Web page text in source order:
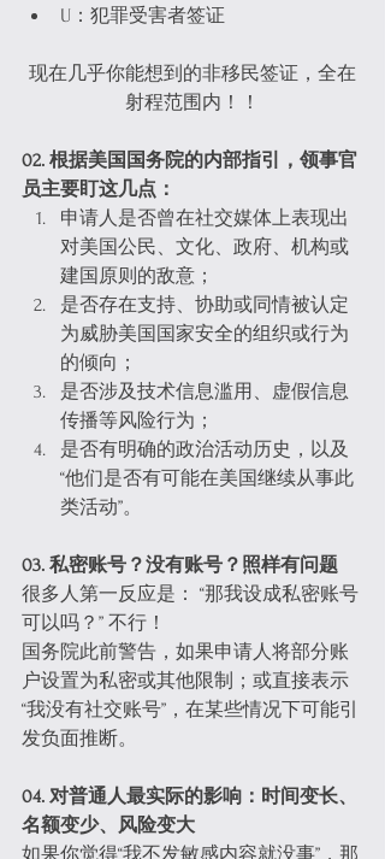
U：犯罪受害者签证
现在几乎你能想到的非移民签证，全在
射程范围内！！
02. 根据美国国务院的内部指引，领事官
员主要盯这几点：
申请人是否曾在社交媒体上表现出
对美国公民、文化、政府、机构或
建国原则的敌意；
是否存在支持、协助或同情被认定
为威胁美国国家安全的组织或行为
的倾向；
是否涉及技术信息滥用、虚假信息
传播等风险行为；
是否有明确的政治活动历史，以及
“他们是否有可能在美国继续从事此
类活动”。
03. 私密账号？没有账号？照样有问题
很多人第一反应是： “那我设成私密账号
可以吗？” 不行！
国务院此前警告，如果申请人将部分账
户设置为私密或其他限制；或直接表示
“我没有社交账号”，在某些情况下可能引
发负面推断。
04. 对普通人最实际的影响：时间变长、
名额变少、风险变大
如果你觉得“我不发敏感内容就没事”，那